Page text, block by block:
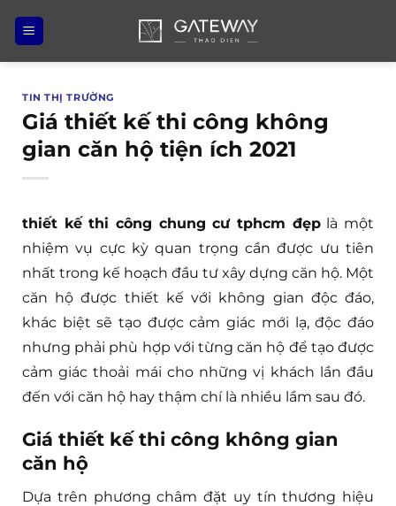
qua
nội
TIN THỊ TRƯỜNG
Giá thiết kế thi công không
gian căn hộ tiện ích 2021
thiết kế thi công chung cư tphcm đẹplà một
nhiệm vụ cực kỳ quan trọng cần được ưu tiên
nhất trong kế hoạch đầu tư xây dựng căn hộ. Một
căn hộ được thiết kế với không gian độc đáo,
khác biệt sẽ tạo được cảm giác mới lạ, độc đáo
nhưng phải phù hợp với từng căn hộ để tạo được
cảm giác thoải mái cho những vị khách lần đầu
đến với căn hộ hay thậm chí là nhiều lầm sau đó.
Giá thiết kế thi công không gian
căn hộ
Dựa trên phương châm đặt uy tín thương hiệu